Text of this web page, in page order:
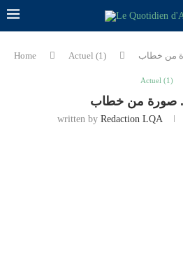
Home Actuel (1)
Actuel (1)
written by Redaction LQA